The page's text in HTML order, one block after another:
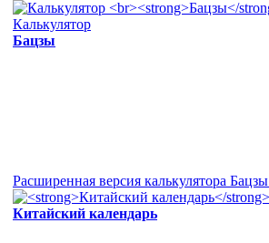
Калькулятор
Бацзы
Расширенная версия калькулятора Бацзы
Китайский календарь